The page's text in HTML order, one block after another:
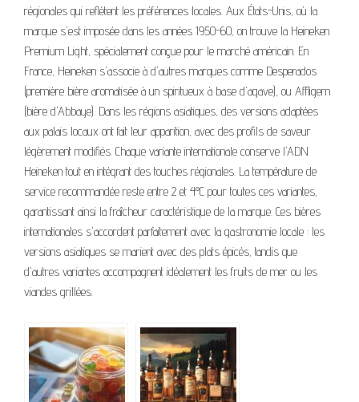
régionales qui reflètent les préférences locales. Aux États-Unis, où la
marque s'est imposée dans les années 1950-60, on trouve la Heineken
Premium Light, spécialement conçue pour le marché américain. En
France, Heineken s'associe à d'autres marques comme Desperados
(première bière aromatisée à un spiritueux à base d'agave), ou Affligem
(bière d'Abbaye). Dans les régions asiatiques, des versions adaptées
aux palais locaux ont fait leur apparition, avec des profils de saveur
légèrement modifiés. Chaque variante internationale conserve l'ADN
Heineken tout en intégrant des touches régionales. La température de
service recommandée reste entre 2 et 4°C pour toutes ces variantes,
garantissant ainsi la fraîcheur caractéristique de la marque. Ces bières
internationales s'accordent parfaitement avec la gastronomie locale : les
versions asiatiques se marient avec des plats épicés, tandis que
d'autres variantes accompagnent idéalement les fruits de mer ou les
viandes grillées.